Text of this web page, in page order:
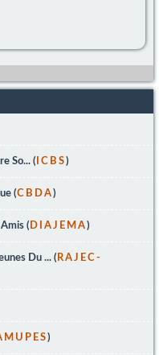
So... ( ICBS )
(CBDA )
( DIAJEMA )
Du ... ( RAJEC-
)